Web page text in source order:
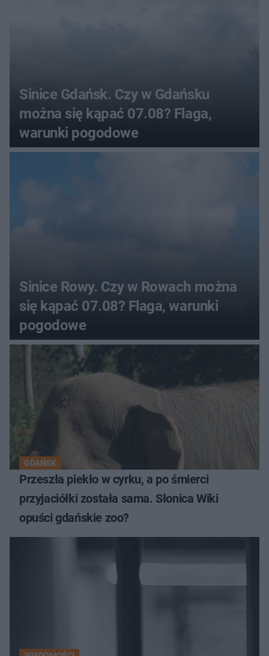
Sinice Gdańsk. Czy w Gdańsku
można się kąpać 07.08? Flaga,
warunki pogodowe
Sinice Rowy. Czy w Rowach można
się kąpać 07.08? Flaga, warunki
pogodowe
GDAŃSK
Przeszła piekło w cyrku, a po śmierci
przyjaciółki została sama. Słonica Wiki
opuści gdańskie zoo?